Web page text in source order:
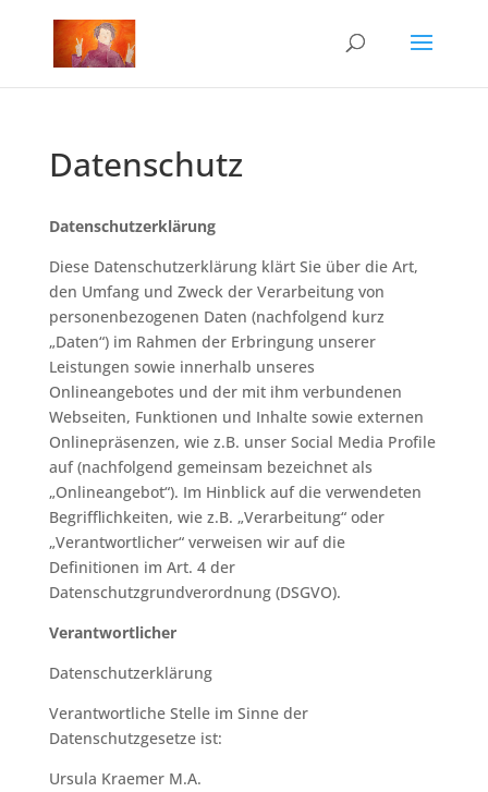
Datenschutz
Datenschutzerklärung
Diese Datenschutzerklärung klärt Sie über die Art,
den Umfang und Zweck der Verarbeitung von
personenbezogenen Daten (nachfolgend kurz
„Daten“) im Rahmen der Erbringung unserer
Leistungen sowie innerhalb unseres
Onlineangebotes und der mit ihm verbundenen
Webseiten, Funktionen und Inhalte sowie externen
Onlinepräsenzen, wie z.B. unser Social Media Profile
auf (nachfolgend gemeinsam bezeichnet als
„Onlineangebot“). Im Hinblick auf die verwendeten
Begrifflichkeiten, wie z.B. „Verarbeitung“ oder
„Verantwortlicher“ verweisen wir auf die
Definitionen im Art. 4 der
Datenschutzgrundverordnung (DSGVO).
Verantwortlicher
Datenschutzerklärung
Verantwortliche Stelle im Sinne der
Datenschutzgesetze ist:
Ursula Kraemer M.A.